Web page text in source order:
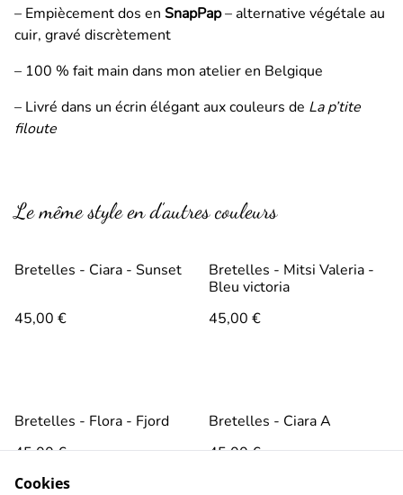
– Empiècement dos en SnapPap– alternative végétale au
cuir, gravé discrètement
– 100 % fait main dans mon atelier en Belgique
– Livré dans un écrin élégant aux couleurs de La p’tite
filoute
Le même style en d’autres couleurs
Bretelles - Ciara - Sunset
45,00 €
Bretelles - Mitsi Valeria -
Bleu victoria
45,00 €
Bretelles - Flora - Fjord
45,00 €
Bretelles - Ciara A
45,00 €
Cookies